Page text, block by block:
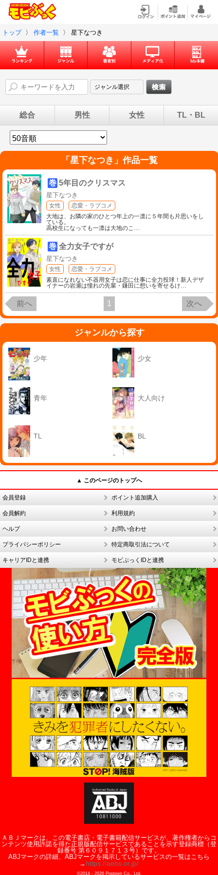
トップ 〉 作者一覧 〉 星下なつき
総合 男性 女性 TL・BL
「 星下なつき 」作品一覧
巻 5年目のクリスマス
星下なつき
女性
恋愛・ラブコメ
大地は、お隣の家のひとつ年上の一凛に５年間も片思いをし
ている。
高校生になっても一凛は大地のこ …
巻 全力女子ですが
星下なつき
女性
恋愛・ラブコメ
素直になれない不器用女子は恋に仕事に全力投球！新人デザ
イナーの岩瀬は憧れの先輩・鎌田に想いを寄せるけ…
前へ 1 次へ
ジャンルから探す
少年 少女
青年 大人向け
TL BL
▲ このページのトップへ
会員登録 ポイント追加購入
会員解約 利用規約
ヘルプ お問い合わせ
プライバシーポリシー 特定商取引法について
キャリアIDと連携 モビぶっくIDと連携
ＡＢＪマークは、この電子書店・電子書籍配信サービスが、著作権者からコ
ンテンツ使用許諾を得た正規版配信サービスであることを示す登録商標（登
録番号 第６０９１７１３号）です。
ABJマークの詳細、ABJマークを掲示しているサービスの一覧はこちら
→ https://aebs.or.jp/
©2014 - 2026Popteen Co., Ltd.